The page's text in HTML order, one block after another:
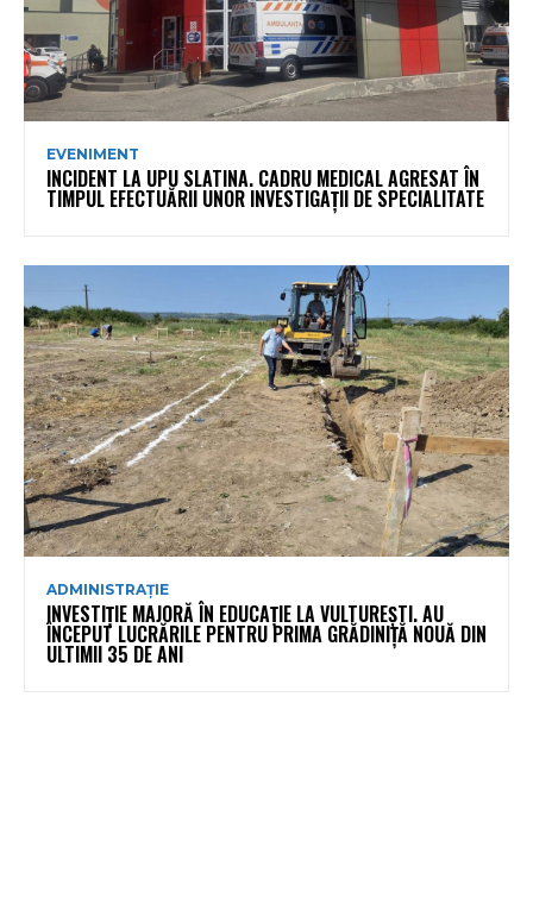
EVENIMENT
INCIDENT LA UPU SLATINA. CADRU MEDICAL AGRESAT ÎN
TIMPUL EFECTUĂRII UNOR INVESTIGAȚII DE SPECIALITATE
ADMINISTRAȚIE
INVESTIȚIE MAJORĂ ÎN EDUCAȚIE LA VULTUREȘTI. AU
ÎNCEPUT LUCRĂRILE PENTRU PRIMA GRĂDINIȚĂ NOUĂ DIN
ULTIMII 35 DE ANI